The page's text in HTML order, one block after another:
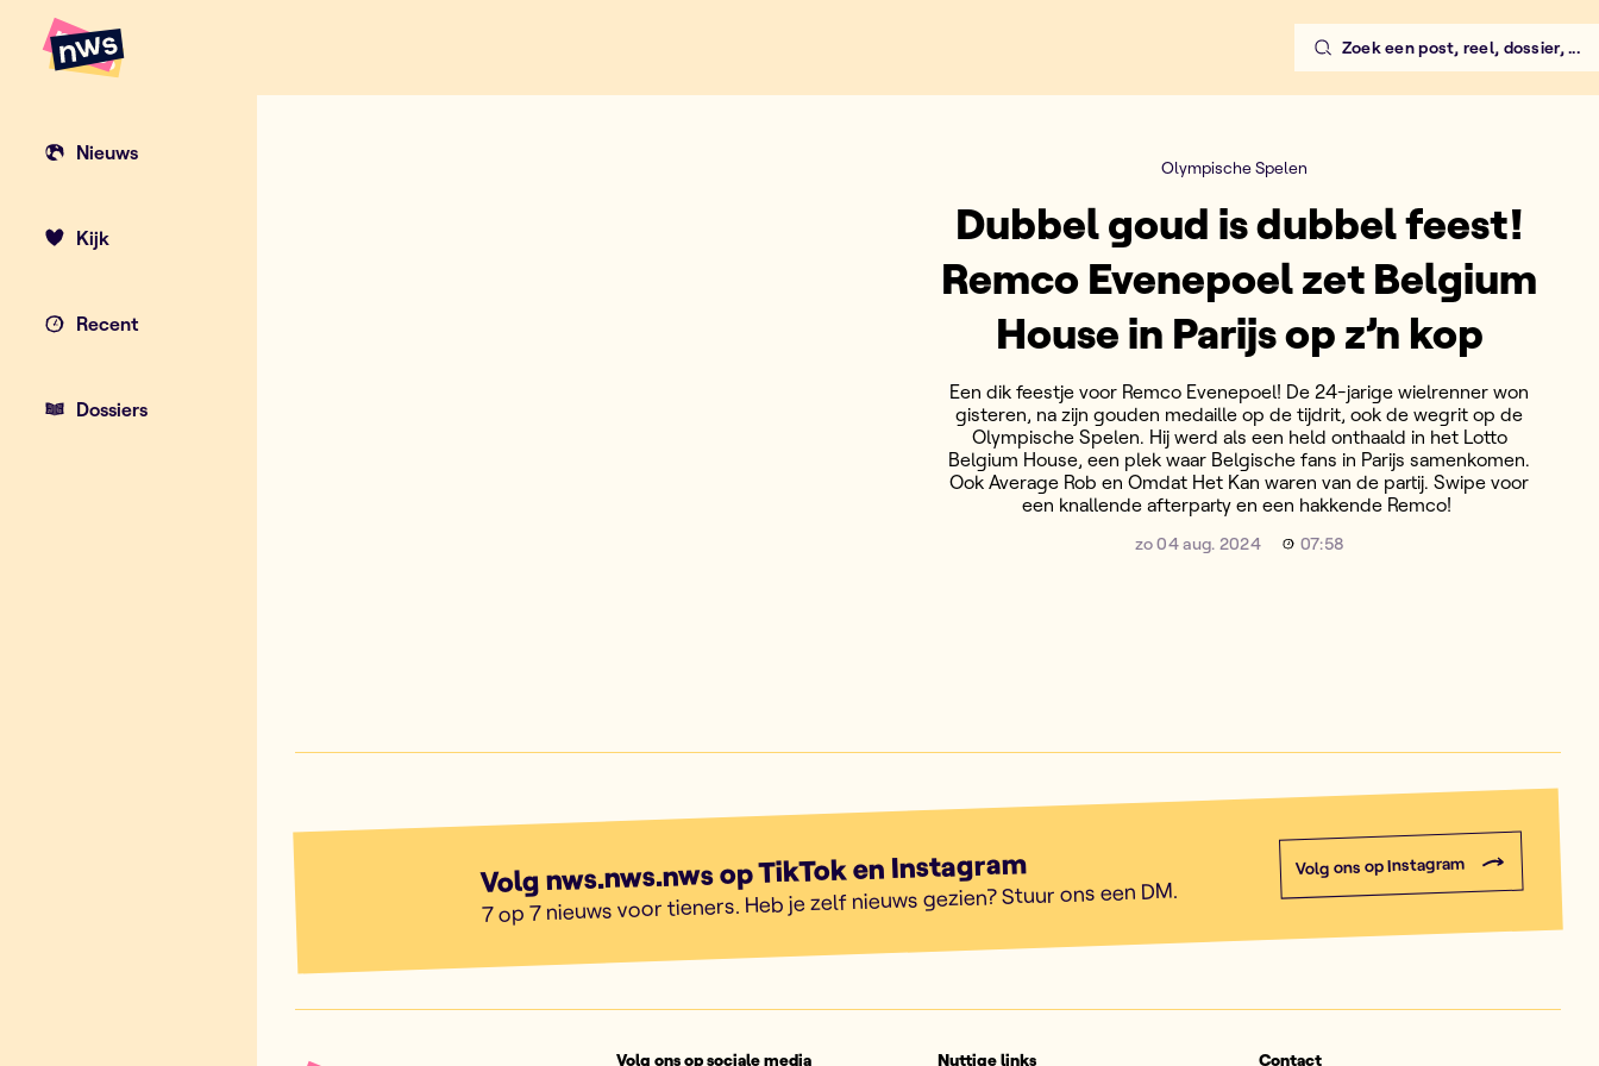
Zoek een post, reel, dossier, ...
Nieuws
Kijk
Recent
Dossiers
Olympische Spelen
Dubbel goud is dubbel feest!
Remco Evenepoel zet Belgium
House in Parijs op z’n kop
Een dik feestje voor Remco Evenepoel! De 24-jarige wielrenner won
gisteren, na zijn gouden medaille op de tijdrit, ook de wegrit op de
Olympische Spelen. Hij werd als een held onthaald in het Lotto
Belgium House, een plek waar Belgische fans in Parijs samenkomen.
Ook Average Rob en Omdat Het Kan waren van de partij. Swipe voor
een knallende afterparty en een hakkende Remco!
zo 04 aug. 2024 07:58
Volg nws.nws.nws op TikTok en Instagram
7 op 7 nieuws voor tieners. Heb je zelf nieuws gezien? Stuur ons een DM.
Volg ons op Instagram
Volg ons op sociale media Nuttige links Contact